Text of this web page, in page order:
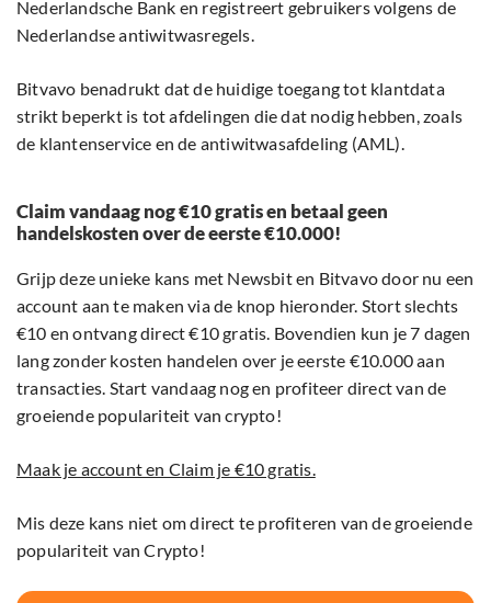
Nederlandsche Bank en registreert gebruikers volgens de
Nederlandse antiwitwasregels.
Bitvavo benadrukt dat de huidige toegang tot klantdata
strikt beperkt is tot afdelingen die dat nodig hebben, zoals
de klantenservice en de antiwitwasafdeling (AML).
Claim vandaag nog €10 gratis en betaal geen
handelskosten over de eerste €10.000!
Grijp deze unieke kans met Newsbit en Bitvavo door nu een
account aan te maken via de knop hieronder. Stort slechts
€10 en ontvang direct €10 gratis. Bovendien kun je 7 dagen
lang zonder kosten handelen over je eerste €10.000 aan
transacties. Start vandaag nog en profiteer direct van de
groeiende populariteit van crypto!
Maak je account en Claim je €10 gratis.
Mis deze kans niet om direct te profiteren van de groeiende
populariteit van Crypto!